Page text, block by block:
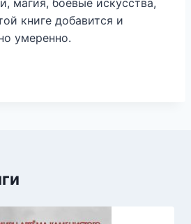
магия, боевые искусства,
книге добавится и
умеренно.